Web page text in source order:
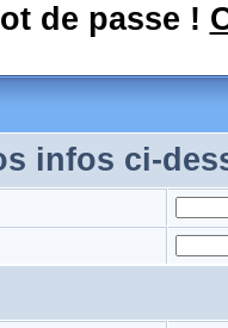
de passe !
infos ci-